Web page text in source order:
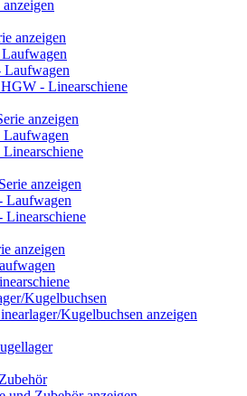
anzeigen
- Linearschiene
anzeigen
anzeigen
Laufwagen
anzeigen
Kugelbuchsen
Kugelbuchsen anzeigen